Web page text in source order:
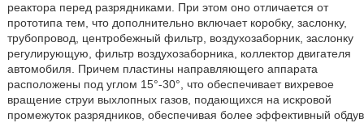
реактора перед разрядниками. При этом оно отличается от
прототипа тем, что дополнительно включает коробку, заслонку,
трубопровод, центробежный фильтр, воздухозаборник, заслонку
регулирующую, фильтр воздухозаборника, коллектор двигателя
автомобиля. Причем пластины направляющего аппарата
расположены под углом 15°-30°, что обеспечивает вихревое
вращение струи выхлопных газов, подающихся на искровой
промежуток разрядников, обеспечивая более эффективный обдув